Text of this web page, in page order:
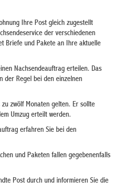
Ihre Post gleich zugestellt
der verschiedenen
Briefe und Pakete an Ihre aktuelle
Nachsendeauftrag erteilen. Das
der Regel bei den einzelnen
zwölf Monaten gelten. Er sollte
Umzug erteilt werden.
erfahren Sie bei den
und Paketen fallen gegebenenfalls
Post durch und informieren Sie die